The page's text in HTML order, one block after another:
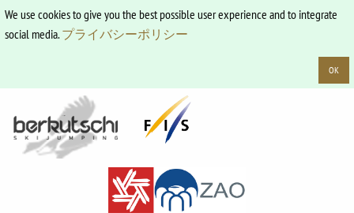
We use cookies to give you the best possible user experience and to integrate
social media.プライバシーポリシー
OK